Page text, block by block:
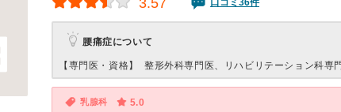
3.57 口コミ36件
腰痛症について
【専門医・資格】 整形外科専門医、リハビリテーション科専
乳腺科 5.0